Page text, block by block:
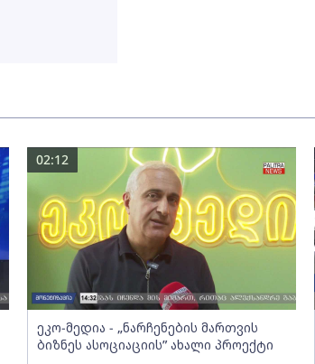
ეკო-მედია - „ნარჩენების მართვის
ბიზნეს ასოციაციის” ახალი პროექტი
02:12